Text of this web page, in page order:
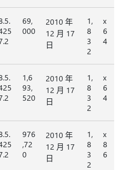
69,
000
2010 年
12 月 17
日
1,
8
3
2
x
6
4
1,6
93,
520
2010 年
12 月 17
日
1,
8
3
2
x
6
4
976
,72
0
2010 年
12 月 17
日
1,
8
3
2
x
8
6